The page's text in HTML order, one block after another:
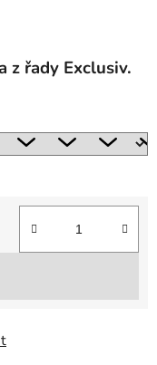
z řady Exclusiv.